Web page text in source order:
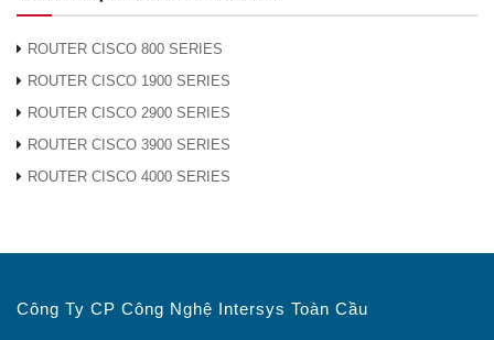
ROUTER CISCO 800 SERIES
ROUTER CISCO 1900 SERIES
ROUTER CISCO 2900 SERIES
ROUTER CISCO 3900 SERIES
ROUTER CISCO 4000 SERIES
Công Ty CP Công Nghệ Intersys Toàn Cầu